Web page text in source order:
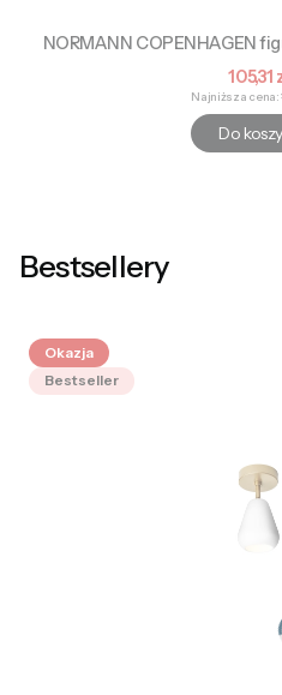
NORMANN COPENHAGEN
Cena
105,31
Najniższa cena:
Do
Bestsellery
Okazja
Bestseller